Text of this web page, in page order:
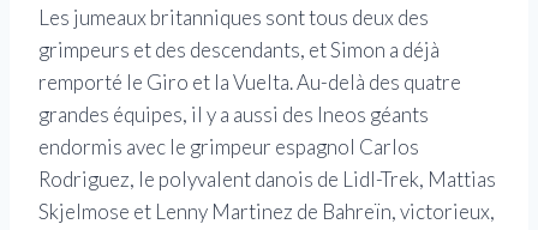
Les jumeaux britanniques sont tous deux des
grimpeurs et des descendants, et Simon a déjà
remporté le Giro et la Vuelta. Au-delà des quatre
grandes équipes, il y a aussi des Ineos géants
endormis avec le grimpeur espagnol Carlos
Rodriguez, le polyvalent danois de Lidl-Trek, Mattias
Skjelmose et Lenny Martinez de Bahreïn, victorieux,